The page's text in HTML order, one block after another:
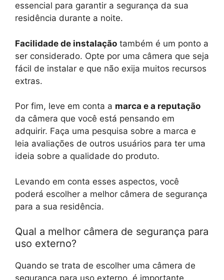
essencial para garantir a segurança da sua
residência durante a noite.
Facilidade de instalação também é um ponto a
ser considerado. Opte por uma câmera que seja
fácil de instalar e que não exija muitos recursos
extras.
Por fim, leve em conta a marca e a reputação
da câmera que você está pensando em
adquirir. Faça uma pesquisa sobre a marca e
leia avaliações de outros usuários para ter uma
ideia sobre a qualidade do produto.
Levando em conta esses aspectos, você
poderá escolher a melhor câmera de segurança
para a sua residência.
Qual a melhor câmera de segurança para
uso externo?
Quando se trata de escolher uma câmera de